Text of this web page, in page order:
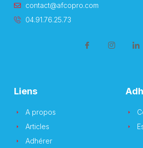
contact@afcopro.com
04.91.76.25.73
Liens
A propos
Articles
Adhérer